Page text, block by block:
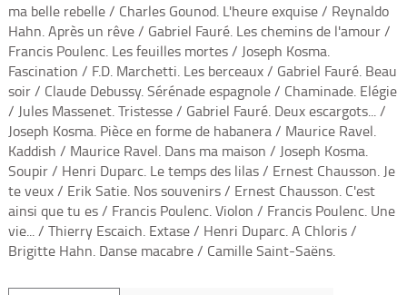
ma belle rebelle / Charles Gounod. L'heure exquise / Reynaldo
Hahn. Après un rêve / Gabriel Fauré. Les chemins de l'amour /
Francis Poulenc. Les feuilles mortes / Joseph Kosma.
Fascination / F.D. Marchetti. Les berceaux / Gabriel Fauré. Beau
soir / Claude Debussy. Sérénade espagnole / Chaminade. Elégie
/ Jules Massenet. Tristesse / Gabriel Fauré. Deux escargots... /
Joseph Kosma. Pièce en forme de habanera / Maurice Ravel.
Kaddish / Maurice Ravel. Dans ma maison / Joseph Kosma.
Soupir / Henri Duparc. Le temps des lilas / Ernest Chausson. Je
te veux / Erik Satie. Nos souvenirs / Ernest Chausson. C'est
ainsi que tu es / Francis Poulenc. Violon / Francis Poulenc. Une
vie... / Thierry Escaich. Extase / Henri Duparc. A Chloris /
Brigitte Hahn. Danse macabre / Camille Saint-Saëns.